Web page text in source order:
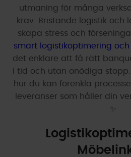
utmaning för många
krav. Bristande logistik och
skapa stress och
smart logistikoptimering
det enklare att få rätt
i tid och utan onödiga
hur du kan förenkla
leveranser som håller din